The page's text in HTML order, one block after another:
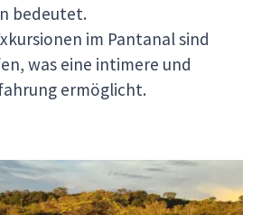
bedeutet.
im Pantanal sind
was eine intimere und
ermöglicht.